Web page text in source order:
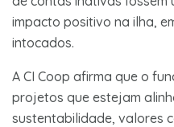
impacto positivo na ilha,
intocados.
A CI Coop afirma que o
projetos que estejam
sustentabilidade, valores